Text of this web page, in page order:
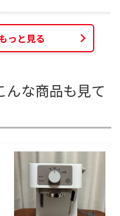
っと見る
んな商品も見て